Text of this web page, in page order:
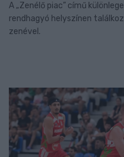
A „Zenélő piac” című
rendhagyó helyszínen
zenével.